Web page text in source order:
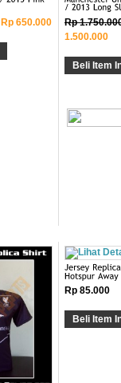
Rp 650.000
Rp
1.500.000
Beli Item
Rp 85.000
Beli Item